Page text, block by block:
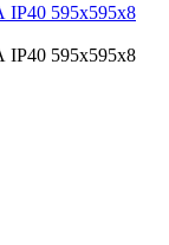
IP40 595x595x8
IP40 595x595x8